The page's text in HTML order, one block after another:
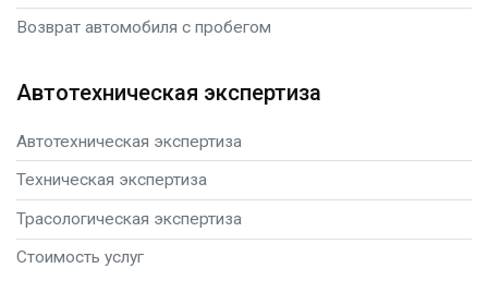
Возврат автомобиля с пробегом
Автотехническая экспертиза
Автотехническая экспертиза
Техническая экспертиза
Трасологическая экспертиза
Стоимость услуг